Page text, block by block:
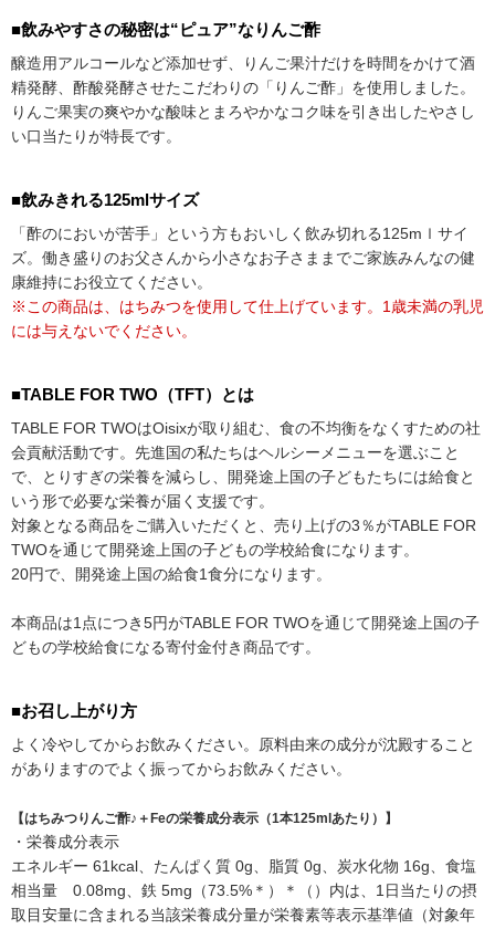
■飲みやすさの秘密は“ピュア”なりんご酢
醸造用アルコールなど添加せず、りんご果汁だけを時間をかけて酒
精発酵、酢酸発酵させたこだわりの「りんご酢」を使用しました。
りんご果実の爽やかな酸味とまろやかなコク味を引き出したやさし
い口当たりが特長です。
■飲みきれる125mlサイズ
「酢のにおいが苦手」という方もおいしく飲み切れる125mｌサイ
ズ。働き盛りのお父さんから小さなお子さままでご家族みんなの健
康維持にお役立てください。
※この商品は、はちみつを使用して仕上げています。1歳未満の乳児
には与えないでください。
■TABLE FOR TWO（TFT）とは
TABLE FOR TWOはOisixが取り組む、食の不均衡をなくすための社
会貢献活動です。先進国の私たちはヘルシーメニューを選ぶこと
で、とりすぎの栄養を減らし、開発途上国の子どもたちには給食と
いう形で必要な栄養が届く支援です。
対象となる商品をご購入いただくと、売り上げの3％がTABLE FOR
TWOを通じて開発途上国の子どもの学校給食になります。
20円で、開発途上国の給食1食分になります。
本商品は1点につき5円がTABLE FOR TWOを通じて開発途上国の子
どもの学校給食になる寄付金付き商品です。
■お召し上がり方
よく冷やしてからお飲みください。原料由来の成分が沈殿すること
がありますのでよく振ってからお飲みください。
【はちみつりんご酢♪＋Feの栄養成分表示（1本125mlあたり）】
・栄養成分表示
エネルギー 61kcal、たんぱく質 0g、脂質 0g、炭水化物 16g、食塩
相当量 0.08mg、鉄 5mg（73.5%＊）＊（）内は、1日当たりの摂
取目安量に含まれる当該栄養成分量が栄養素等表示基準値（対象年